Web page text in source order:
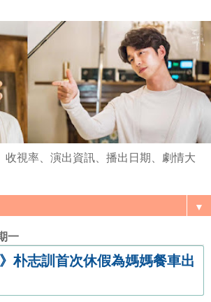
收視率、演出資訊、播出日期、劇情大
▼
一
朴志訓首次休假為媽媽餐車出